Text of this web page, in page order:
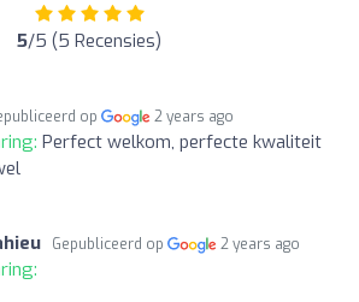
5/5 (5 Recensies)
op 2 years ago
Perfect welkom, perfecte kwaliteit
Gepubliceerd op 2 years ago